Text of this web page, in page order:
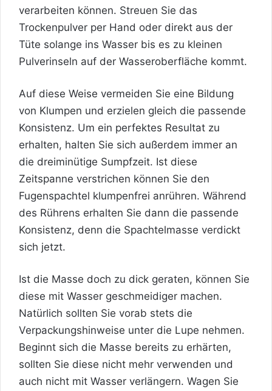
verarbeiten können. Streuen Sie das
Trockenpulver per Hand oder direkt aus der
Tüte solange ins Wasser bis es zu kleinen
Pulverinseln auf der Wasseroberfläche kommt.
Auf diese Weise vermeiden Sie eine Bildung
von Klumpen und erzielen gleich die passende
Konsistenz. Um ein perfektes Resultat zu
erhalten, halten Sie sich außerdem immer an
die dreiminütige Sumpfzeit. Ist diese
Zeitspanne verstrichen können Sie den
Fugenspachtel klumpenfrei anrühren. Während
des Rührens erhalten Sie dann die passende
Konsistenz, denn die Spachtelmasse verdickt
sich jetzt.
Ist die Masse doch zu dick geraten, können Sie
diese mit Wasser geschmeidiger machen.
Natürlich sollten Sie vorab stets die
Verpackungshinweise unter die Lupe nehmen.
Beginnt sich die Masse bereits zu erhärten,
sollten Sie diese nicht mehr verwenden und
auch nicht mit Wasser verlängern. Wagen Sie